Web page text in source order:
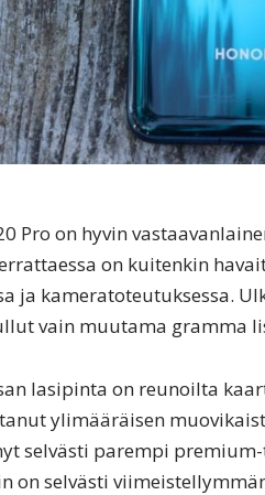
Pro on hyvin
on kuitenkin
ja kameratoteutuksessa.
vain muutama gramma
lasipinta on reunoilta
ylimääräisen
selvästi parempi
on selvästi